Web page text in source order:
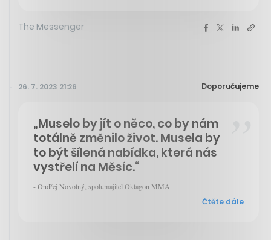
The Messenger
26. 7. 2023 21:26 Doporučujeme
„Muselo by jít o něco, co by nám
totálně změnilo život. Musela by
to být šílená nabídka, která nás
vystřelí na Měsíc.“
- Ondřej Novotný, spolumajitel Oktagon MMA
Čtěte dále